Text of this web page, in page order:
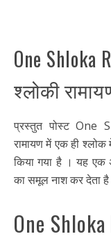
One Shloka
श्लोकी
प्रस्तुत पोस्ट One
रामायण में एक ही
किया गया है । यह एक
का समूल नाश कर देता
One